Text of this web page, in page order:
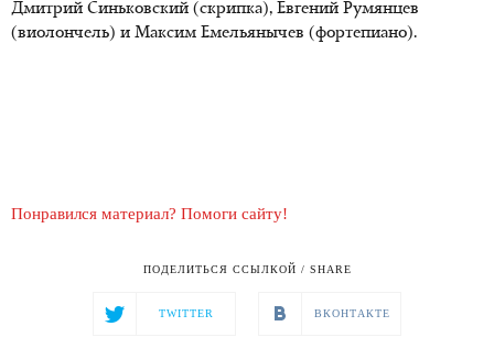
Дмитрий Синьковский (скрипка), Евгений Румянцев
(виолончель) и Максим Емельянычев (фортепиано).
Понравился материал? Помоги сайту!
ПОДЕЛИТЬСЯ ССЫЛКОЙ / SHARE
TWITTER ВКОНТАКТЕ